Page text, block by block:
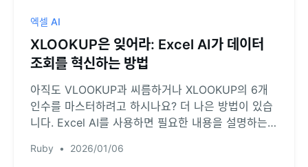
엑셀 AI
XLOOKUP은 잊어라: Excel AI가 데이터
조회를 혁신하는 방법
아직도 VLOOKUP과 씨름하거나 XLOOKUP의 6개
인수를 마스터하려고 하시나요? 더 나은 방법이 있습
니다. Excel AI를 사용하면 필요한 내용을 설명하는
골치 아픈 수식 작성 시간을 몇 시간이나 절약할 수 있
Ruby • 2026/01/06